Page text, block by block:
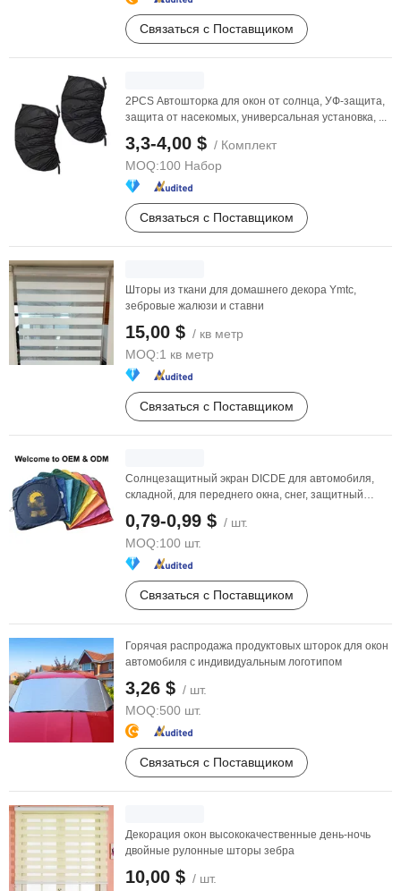
Связаться с Поставщиком
2PCS Автошторка для окон от солнца, УФ-защита,
защита от насекомых, универсальная установка, ...
3,3-4,00 $ / Комплект
MOQ:100 Набор
Связаться с Поставщиком
Шторы из ткани для домашнего декора Ymtc,
зебровые жалюзи и ставни
15,00 $ / кв метр
MOQ:1 кв метр
Связаться с Поставщиком
Солнцезащитный экран DICDE для автомобиля,
складной, для переднего окна, снег, защитный
0,79-0,99 $ / шт.
MOQ:100 шт.
Связаться с Поставщиком
Горячая распродажа продуктовых шторок для окон
автомобиля с индивидуальным логотипом
3,26 $ / шт.
MOQ:500 шт.
Связаться с Поставщиком
Декорация окон высококачественные день-ночь
двойные рулонные шторы зебра
10,00 $ / шт.